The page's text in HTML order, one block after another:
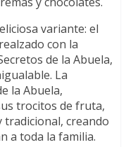
variante: el
con la
de la Abuela,
La
la Abuela,
trocitos de fruta,
creando
a toda la familia.